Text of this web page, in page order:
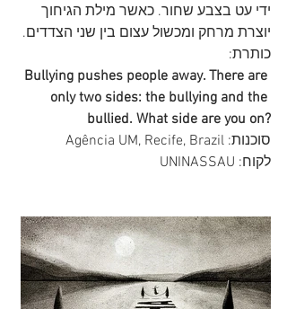
ידי עט בצבע שחור. כאשר מילת הגיחוך
יוצרת מרחק ומכשול עצום בין שני הצדדים.
כותרת:
Bullying pushes people away. There are
only two sides: the bullying and the
bullied. What side are you on?
סוכנות: Agência UM, Recife, Brazil
לקוח: UNINASSAU